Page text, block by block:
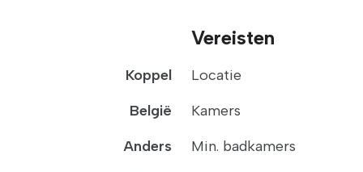
Koppel
België
Anders
Vereisten
Locatie
Kamers
Min. badkamers